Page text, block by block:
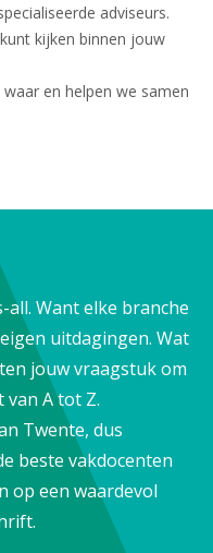
adviseurs.
kijken binnen jouw
en helpen we samen
Want elke branche
uitdagingen. Wat
jouw vraagstuk om
van A tot Z.
Twente, dus
beste vakdocenten
op een waardevol